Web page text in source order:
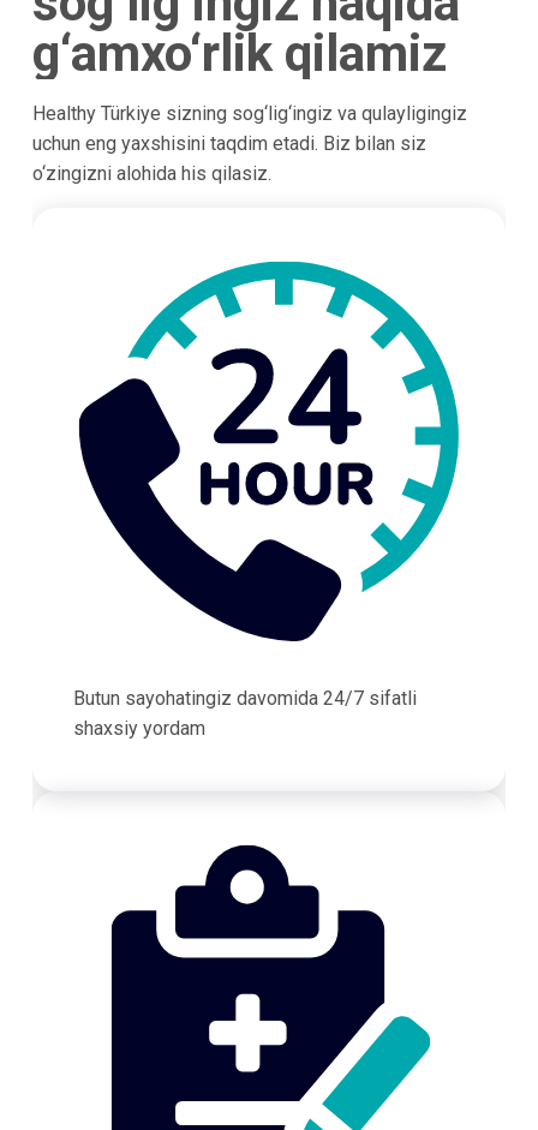
g‘amxo‘rlik qilamiz
Healthy Türkiye sizning sog‘lig‘ingiz va qulayligingiz
uchun eng yaxshisini taqdim etadi. Biz bilan siz
o‘zingizni alohida his qilasiz.
Butun sayohatingiz davomida 24/7 sifatli
shaxsiy yordam